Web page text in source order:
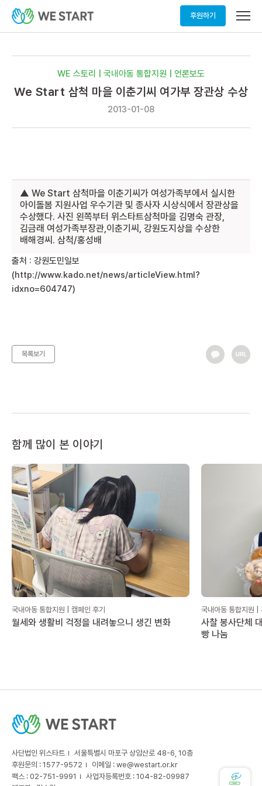
후원하기
메
열
WE 스토리 | 국내아동 통합지원 | 언론보도
We Start 삼척 마을 이춘기씨 여가부 장관상 수상
2013-01-08
▲ We Start 삼척마을 이춘기씨가 여성가족부에서 실시한
아이돌봄 지원사업 우수기관 및 종사자 시상식에서 장관상을
수상했다. 사진 왼쪽부터 위스타트삼척마을 김명숙 관장,
김금래 여성가족부장관,이춘기씨, 강원도지상을 수상한
배해경씨. 삼척/홍성배
출처 : 강원도민일보
(http://www.kado.net/news/articleView.html?
idxno=604747)
목록보기
함께 많이 본 이야기
국내아동 통합지원 | 캠페인 후기
월세와 생활비 걱정을 내려놓으니 생긴 변화
국내아동 통합지원 |
사찰 봉사단체
빵 나눔
사단법인 위스타트
서울특별시 마포구 상암산로 48-6, 10층
후원문의 : 1577-9572
이메일 : we@westart.or.kr
팩스 : 02-751-9991
사업자등록번호 : 104-82-09987